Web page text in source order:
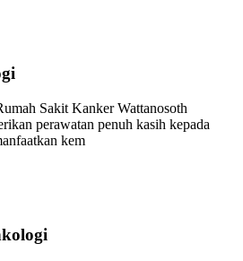
Sakit Kanker Wattanosoth
perawatan penuh kasih kepada
kem